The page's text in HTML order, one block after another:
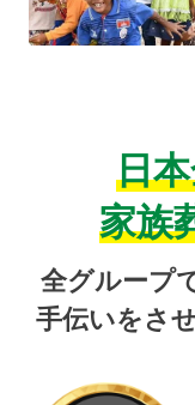
日
家族
全グループ
手伝いをさ